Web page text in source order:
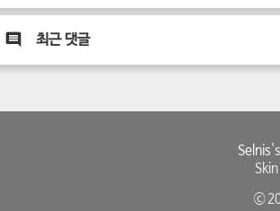
최근 댓글
Selnis
ⓒ